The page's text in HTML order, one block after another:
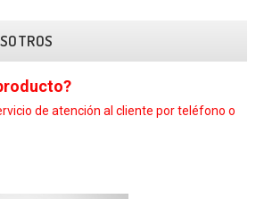
al cliente por teléfono o
Contacte